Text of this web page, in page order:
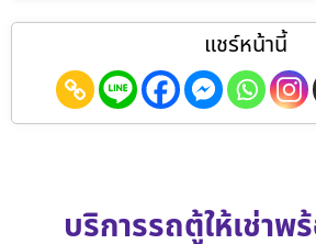
แชร์หน้านี้
บริการรถตู้ให้เช่า